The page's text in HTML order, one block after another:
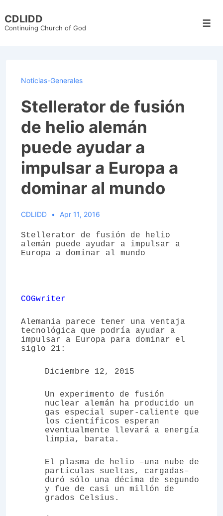
Skip
CDLIDD
Continuing Church of God
Noticias-Generales
Stellerator de fusión
de helio alemán
puede ayudar a
impulsar a Europa a
dominar al mundo
CDLIDD Apr 11, 2016
Stellerator de fusión de helio
alemán puede ayudar a impulsar a
Europa a dominar al mundo
COGwriter
Alemania parece tener una ventaja
tecnológica que podría ayudar a
impulsar a Europa para dominar el
siglo 21:
Diciembre 12, 2015
Un experimento de fusión
nuclear alemán ha producido un
gas especial super-caliente que
los científicos esperan
eventualmente llevará a energía
limpia, barata.
El plasma de helio –una nube de
partículas sueltas, cargadas–
duró sólo una décima de segundo
y fue de casi un millón de
grados Celsius.